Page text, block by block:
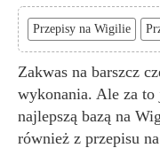
Przepisy na Wigilie
Zakwas na barszcz
wykonania. Ale za
najlepszą bazą na
również z przepisu